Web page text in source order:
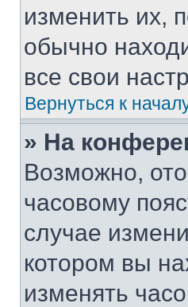
изменить их,
обычно
все свои
Вернуться к
» На
Возможно,
часовому
случае
котором вы
изменять